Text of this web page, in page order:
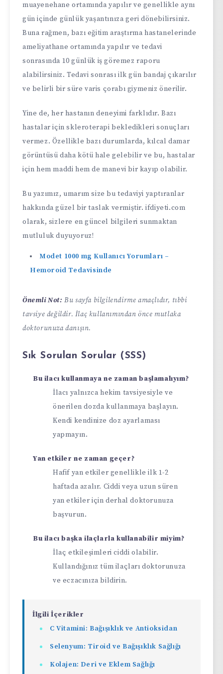
muayenehane ortamında yapılır ve genellikle aynı
gün içinde günlük yaşantınıza geri dönebilirsiniz.
Buna rağmen, bazı eğitim araştırma hastanelerinde
ameliyathane ortamında yapılır ve tedavi
sonrasında 10 günlük iş göremez raporu
alabilirsiniz. Tedavi sonrası ilk gün bandaj çıkarılır
ve belirli bir süre varis çorabı giymeniz önerilir.
Yine de, her hastanın deneyimi farklıdır. Bazı
hastalar için skleroterapi bekledikleri sonuçları
vermez. Özellikle bazı durumlarda, kılcal damar
görüntüsü daha kötü hale gelebilir ve bu, hastalar
için hem maddi hem de manevi bir kayıp olabilir.
Bu yazımız, umarım size bu tedaviyi yaptıranlar
hakkında güzel bir taslak vermiştir.ifdiyeti.com
olarak, sizlere en güncel bilgileri sunmaktan
mutluluk duyuyoruz!
Modet 1000 mg Kullanıcı Yorumları –
Hemoroid Tedavisinde
Önemli Not: Bu sayfa bilgilendirme amaçlıdır, tıbbi
tavsiye değildir. İlaç kullanımından önce mutlaka
doktorunuza danışın.
Sık Sorulan Sorular (SSS)
Bu ilacı kullanmaya ne zaman başlamalıyım?
İlacı yalnızca hekim tavsiyesiyle ve
önerilen dozda kullanmaya başlayın.
Kendi kendinize doz ayarlaması
yapmayın.
Yan etkiler ne zaman geçer?
Hafif yan etkiler genellikle ilk 1-2
haftada azalır. Ciddi veya uzun süren
yan etkiler için derhal doktorunuza
başvurun.
Bu ilacı başka ilaçlarla kullanabilir miyim?
İlaç etkileşimleri ciddi olabilir.
Kullandığınız tüm ilaçları doktorunuza
ve eczacınıza bildirin.
İlgili İçerikler
C Vitamini: Bağışıklık ve Antioksidan
Selenyum: Tiroid ve Bağışıklık Sağlığı
Kolajen: Deri ve Eklem Sağlığı